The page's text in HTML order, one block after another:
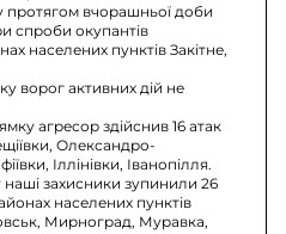
протягом вчорашньої доби
спроби окупантів
населених пунктів Закітне,
ворог активних дій не
агресор здійснив 16 атак
Олександро-
Іллінівки, Іванопілля.
захисники зупинили 26
населених пунктів
Мирноград, Муравка,